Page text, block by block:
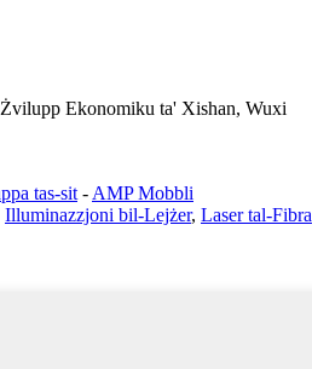
Ekonomiku ta' Xishan, Wuxi
tas-sit - AMP Mobbli
Illuminazzjoni bil-Lejżer, Laser tal-Fibra